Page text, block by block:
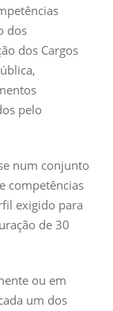
dos
dos Cargos
pelo
num conjunto
competências
exigido para
de 30
ou em
um dos